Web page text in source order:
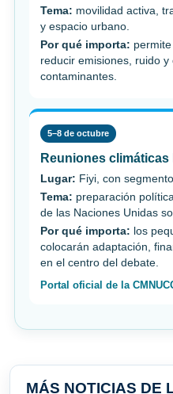
Tema: movilidad activa,
y espacio urbano.
Por qué importa:
reducir emisiones, ruido
contaminantes.
5–8 de octubre
Reuniones climáticas
Lugar: Fiyi, con
Tema: preparación
de las Naciones Unidas
Por qué importa: los
colocarán adaptación,
en el centro del debate.
Portal oficial de la
MÁS NOTICIAS DE